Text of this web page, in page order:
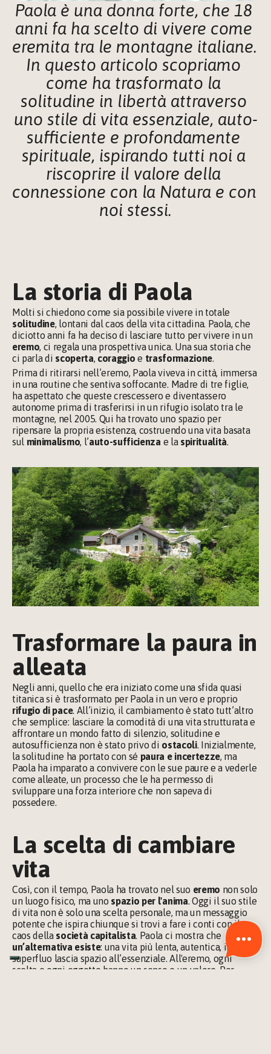
Paola è una donna forte, che 18
anni fa ha scelto di vivere come
eremita tra le montagne italiane.
In questo articolo scopriamo
come ha trasformato la
solitudine in libertà attraverso
uno stile di vita essenziale, auto-
sufficiente e profondamente
spirituale, ispirando tutti noi a
riscoprire il valore della
connessione con la Natura e con
noi stessi.
La storia di Paola
solitudine, lontani dal caos della vita cittadina. Paola, che
eremo, ci regala una prospettiva unica. Una sua storia che
ci parla di scoperta, coraggio e trasformazione.
Prima di ritirarsi nell’eremo, Paola viveva in città, immersa
in una routine che sentiva soffocante. Madre di tre figlie,
ha aspettato che queste crescessero e diventassero
autonome prima di trasferirsi in un rifugio isolato tra le
montagne, nel 2005. Qui ha trovato uno spazio per
ripensare la propria esistenza, costruendo una vita basata
sul minimalismo, l’auto-sufficienza e la spiritualità.
Trasformare la paura in
alleata
Negli anni, quello che era iniziato come una sfida quasi
titanica si è trasformato per Paola in un vero e proprio
rifugio di pace. All’inizio, il cambiamento è stato tutt’altro
che semplice: lasciare la comodità di una vita strutturata e
affrontare un mondo fatto di silenzio, solitudine e
autosufficienza non è stato privo di ostacoli. Inizialmente,
la solitudine ha portato con sé paura e incertezze, ma
Paola ha imparato a convivere con le sue paure e a vederle
come alleate, un processo che le ha permesso di
sviluppare una forza interiore che non sapeva di
possedere.
La scelta di cambiare
vita
Così, con il tempo, Paola ha trovato nel suo eremo non solo
un luogo fisico, ma uno spazio per l'anima. Oggi il suo stile
di vita non è solo una scelta personale, ma un messaggio
potente che ispira chiunque si trovi a fare i conti con il
caos della società capitalista
un’alternativa esiste: una vita più lenta, autentica, in cui il
superfluo lascia spazio all’essenziale. All'eremo, ogni
scelta e ogni oggetto hanno un senso e un valore. Per